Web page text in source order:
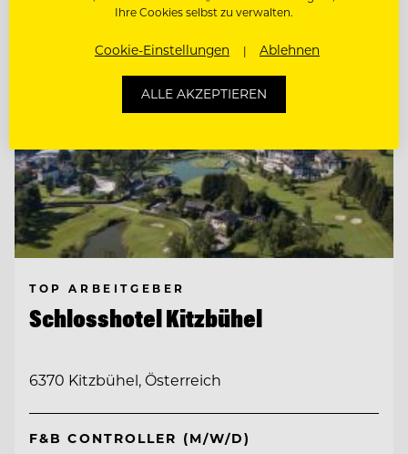
TOP ARBEITGEBER
Schlosshotel Kitzbühel
6370 Kitzbühel, Österreich
F&B CONTROLLER (M/W/D)
Ihre Cookies selbst zu verwalten.
Cookie-Einstellungen Ablehnen
ALLE AKZEPTIEREN